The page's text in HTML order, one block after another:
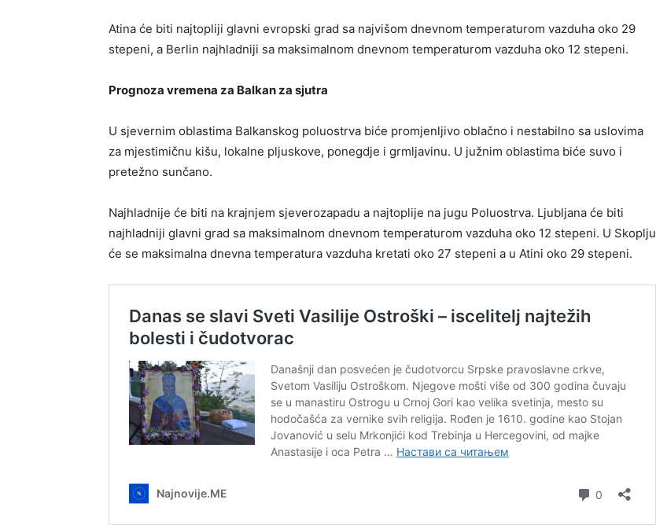
Atina će biti najtopliji glavni evropski grad sa najvišom dnevnom temperaturom vazduha oko 29
stepeni, a Berlin najhladniji sa maksimalnom dnevnom temperaturom vazduha oko 12 stepeni.
Prognoza vremena za Balkan za sjutra
U sjevernim oblastima Balkanskog poluostrva biće promjenljivo oblačno i nestabilno sa uslovima
za mjestimičnu kišu, lokalne pljuskove, ponegdje i grmljavinu. U južnim oblastima biće suvo i
pretežno sunčano.
Najhladnije će biti na krajnjem sjeverozapadu a najtoplije na jugu Poluostrva. Ljubljana će biti
najhladniji glavni grad sa maksimalnom dnevnom temperaturom vazduha oko 12 stepeni. U Skoplju
će se maksimalna dnevna temperatura vazduha kretati oko 27 stepeni a u Atini oko 29 stepeni.